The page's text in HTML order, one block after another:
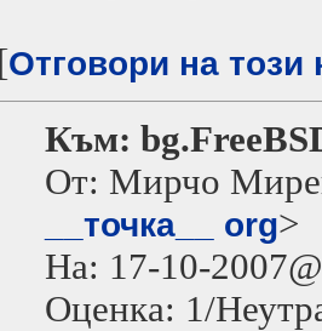
[Отговори на този
Към:
От: Мирчо
__точка__ org>
На: 17-10-
Оценка: 1/